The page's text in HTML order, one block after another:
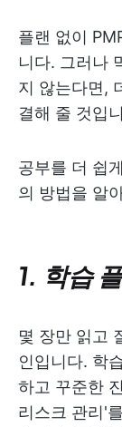
플랜 없이
니다. 그러나
지 않는다면,
결해 줄 것입
공부를 더 쉽
의 방법을 알
1. 학습
몇 장만 읽고
인입니다. 학
하고 꾸준한
리스크 관리'